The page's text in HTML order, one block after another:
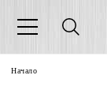
Начало